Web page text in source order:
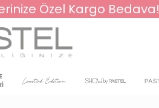
Özel Kargo Bedava!